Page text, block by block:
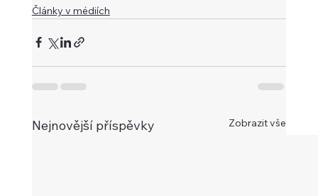
Články v médiích
Nejnovější příspěvky Zobrazit vše